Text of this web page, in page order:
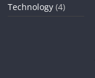
Technology (4)